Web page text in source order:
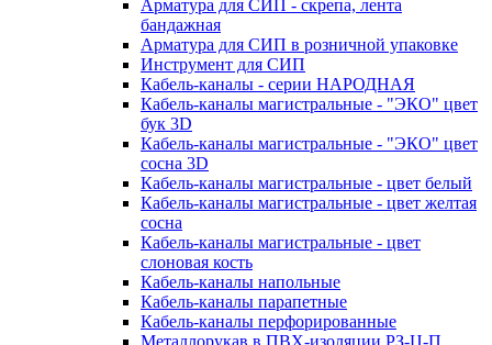
Арматура для СИП - скрепа, лента
бандажная
Арматура для СИП в розничной упаковке
Инструмент для СИП
Кабель-каналы - серии НАРОДНАЯ
Кабель-каналы магистральные - "ЭКО" цвет
бук 3D
Кабель-каналы магистральные - "ЭКО" цвет
сосна 3D
Кабель-каналы магистральные - цвет белый
Кабель-каналы магистральные - цвет желтая
сосна
Кабель-каналы магистральные - цвет
слоновая кость
Кабель-каналы напольные
Кабель-каналы парапетные
Кабель-каналы перфорированные
Металлорукав в ПВХ-изоляции РЗ-Ц-П